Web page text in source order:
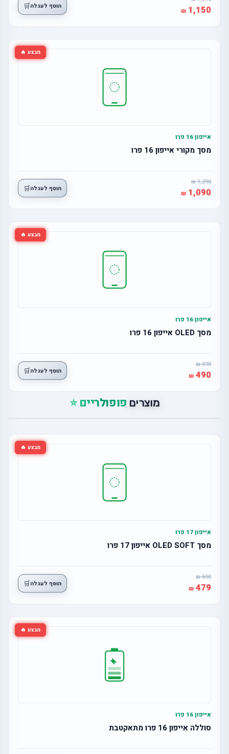
1,150 הוסף לעגלה🛒
מבצע 🔥
אייפון 16 פרו
מסך מקורי אייפון 16 פרו
1,290
1,090 הוסף לעגלה🛒
מבצע 🔥
אייפון 16 פרו
מסך OLED אייפון 16 פרו
590
490 הוסף לעגלה🛒
מוצרים פופולריים ⭐
מבצע 🔥
אייפון 17 פרו
מסך OLED SOFT אייפון 17 פרו
590
479 הוסף לעגלה🛒
מבצע 🔥
אייפון 16 פרו
סוללה אייפון 16 פרו מתאקטבת